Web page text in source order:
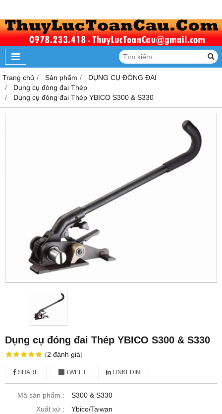
Trang chủ Sản phẩm
DỤNG CỤ ĐÓNG ĐAI
Dung cụ đóng đai Thép
Dụng cụ đóng đai Thép YBICO S300 & S330
Dụng cụ đóng đai Thép YBICO S300 & S330
(2 đánh giá)
SHARE TWEET LINKEDIN
Mã sản phẩm :
S300 & S330
Xuất xứ :
Ybico/Taiwan